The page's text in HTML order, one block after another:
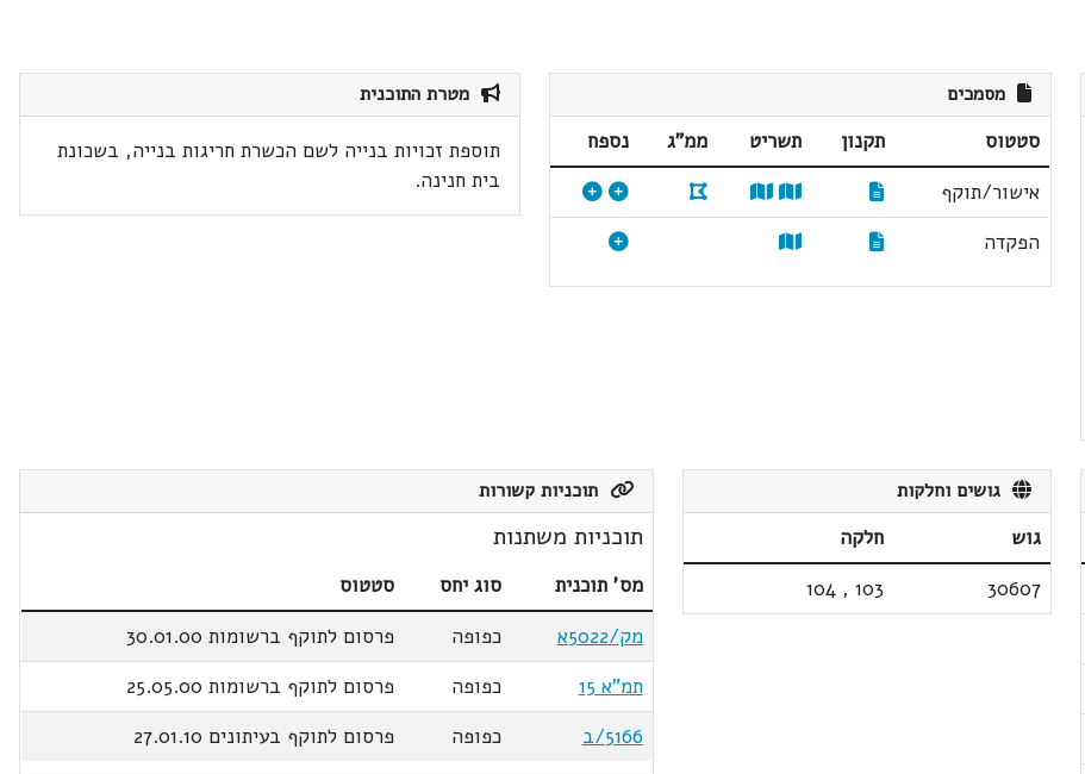
מסמכים
סטטוס תקנון תשריט ממ"ג
נספח
אישור/תוקף
הפקדה
מטרת התוכנית
תוספת זכויות בנייה לשם הכשרת חריגות בנייה, בשכונת
בית חנינה.
גושים וחלקות
גוש
חלקה
30607
103
,
104
תוכניות קשורות
תוכניות משתנות
מס' תוכנית סוג יחס
סטטוס
מק/5022א
כפופה
פרסום לתוקף ברשומות 30.01.00
תמ"א 15
כפופה
פרסום לתוקף ברשומות 25.05.00
5166/ב
כפופה פרסום לתוקף בעיתונים 27.01.10